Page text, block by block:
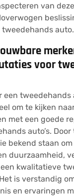
van
auto.
voor
een
om te kijken
met een goede
auto’s.
bekend staan
duurzaamheid,
kwalitatieve
is verstandig
en ervaringen